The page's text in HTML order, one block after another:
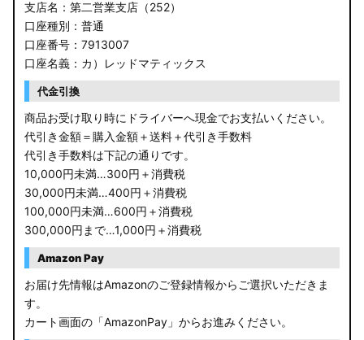
支店名：第二営業支店（252）
口座種別：普通
口座番号：7913007
口座名義：カ）レッドマティックス
代金引換
商品お受け取り時にドライバーへ現金でお支払いください。
代引き金額＝購入金額＋送料＋代引き手数料
代引き手数料は下記の通りです。
10,000円未満…300円＋消費税
30,000円未満…400円＋消費税
100,000円未満…600円＋消費税
300,000円まで…1,000円＋消費税
Amazon Pay
お届け先情報はAmazonのご登録情報からご選択いただきま
す。
カート画面の「AmazonPay」からお進みください。